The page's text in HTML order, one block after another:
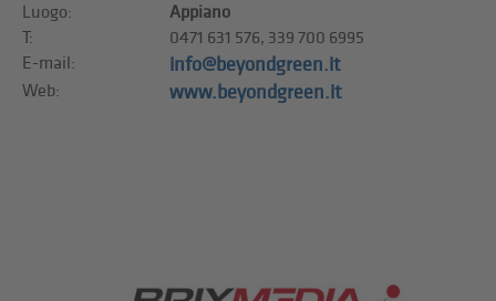
Luogo:
Appiano
T:
0471 631 576, 339 700 6995
E-mail:
info@beyondgreen.it
Web: www.beyondgreen.it